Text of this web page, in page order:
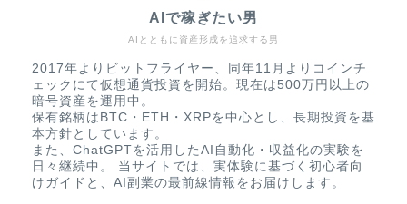
AIとともに資産形成を追求する男
AIで稼ぎたい男
2017年よりビットフライヤー、同年11月よりコインチ
ェックにて仮想通貨投資を開始。現在は500万円以上の
暗号資産を運用中。
保有銘柄はBTC・ETH・XRPを中心とし、長期投資を基
本方針としています。
また、ChatGPTを活用したAI自動化・収益化の実験を
日々継続中。 当サイトでは、実体験に基づく初心者向
けガイドと、AI副業の最前線情報をお届けします。